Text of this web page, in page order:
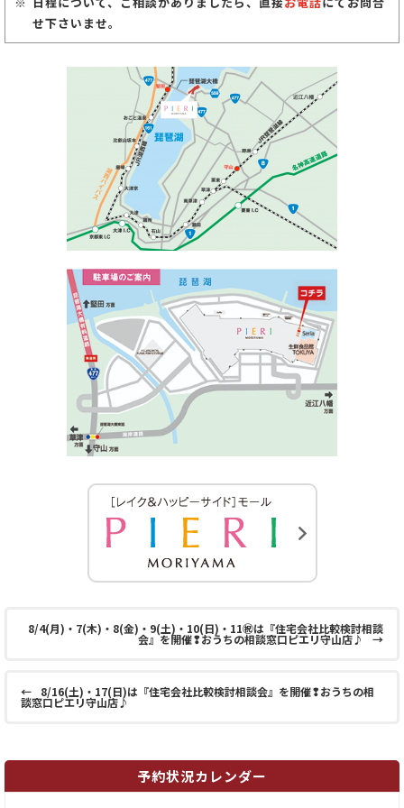
せ下さいませ。
8/4(月)・7(木)・8(金)・9(土)・10(日)・11㊗は『住宅会社比較検討相談
会』を開催❢おうちの相談窓口ピエリ守山店♪ →
← 8/16(土)・17(日)は『住宅会社比較検討相談会』を開催❢おうちの相
談窓口ピエリ守山店♪
予約状況カレンダー